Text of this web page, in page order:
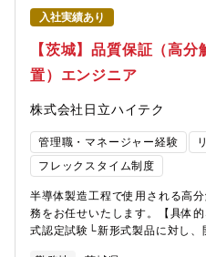
ードタイムなど）のとりまとめ■
し、品質改善の提案／フィード
マニュアルの更新■報告資料の
他■業務全体の取りまとめ■各種
造・生産管理など）との連携■派
きます。【募集背景】評価装置
おり、生産拠点拡大に伴う増員
長SEM）について】半導体製造
ために使用される、走査型電子
開発するCD-SEMは、高画質像
市場で約7割のシェアを維持して
部 評価解析品質保証部【組織
の幅広い知識や技術を習得しな
入社実績あり
【茨城】品質保証（高
置）エンジニア
株式会社日立ハイテク
管理職・マネージャー経験
フレックスタイム制度
半導体製造工程で使用される高
務をお任せいたします。【具体
式認定試験└新形式製品に対し